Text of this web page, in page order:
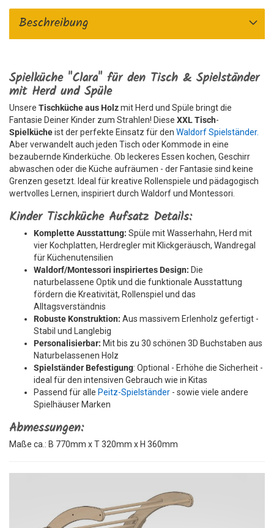
Beschreibung
Spielküche "Clara" für den Tisch & Spielständer
mit Herd und Spüle
Unsere Tischküche aus Holzmit Herd und Spüle bringt die
Fantasie Deiner Kinder zum Strahlen! Diese XXL Tisch-
Spielkücheist der perfekte Einsatz für den Waldorf Spielständer.
Aber verwandelt auch jeden Tisch oder Kommode in eine
bezaubernde Kinderküche. Ob leckeres Essen kochen, Geschirr
abwaschen oder die Küche aufräumen - der Fantasie sind keine
Grenzen gesetzt. Ideal für kreative Rollenspiele und pädagogisch
wertvolles Lernen, inspiriert durch Waldorf und Montessori.
Kinder Tischküche Aufsatz Details:
Komplette Ausstattung: Spüle mit Wasserhahn, Herd mit
vier Kochplatten, Herdregler mit Klickgeräusch, Wandregal
für Küchenutensilien
Waldorf/Montessori inspiriertes Design: Die
naturbelassene Optik und die funktionale Ausstattung
fördern die Kreativität, Rollenspiel und das
Alltagsverständnis
Robuste Konstruktion: Aus massivem Erlenholz gefertigt -
Stabil und Langlebig
Personalisierbar: Mit bis zu 30 schönen 3D Buchstaben aus
Naturbelassenen Holz
Spielständer Befestigung: Optional - Erhöhe die Sicherheit -
ideal für den intensiven Gebrauch wie in Kitas
Passend für alle Peitz-Spielständer - sowie viele andere
Spielhäuser Marken
Abmessungen:
Maße ca.: B 770mm x T 320mm x H 360mm